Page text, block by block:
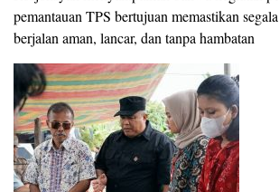
pemantauan TPS bertujuan memastikan
berjalan aman, lancar, dan tanpa hambatan